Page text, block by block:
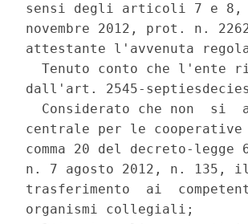
sensi degli articoli 7 e 8,
novembre 2012, prot. n.
attestante l'avvenuta
Tenuto conto che l'ente
dall'art. 2545-
Considerato che non  si
centrale per le
comma 20 del decreto-
n. 7 agosto 2012, n. 135,
trasferimento  ai
organismi collegiali;